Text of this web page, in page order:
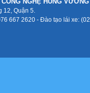
12, Quận 5.
667 2620 - Đào tạo lái xe: